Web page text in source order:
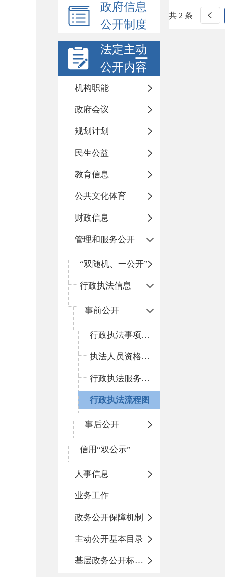
政府信息
公开制度
法定主动
公开内容
机构职能
政府会议
规划计划
民生公益
教育信息
公共文化体育
财政信息
管理和服务公开
“双随机、一公开”
行政执法信息
事前公开
行政执法事项清单
执法人员资格清单
行政执法服务指南
行政执法流程图
事后公开
信用“双公示”
人事信息
业务工作
政务公开保障机制
主动公开基本目录
基层政务公开标准化目录
共 2 条